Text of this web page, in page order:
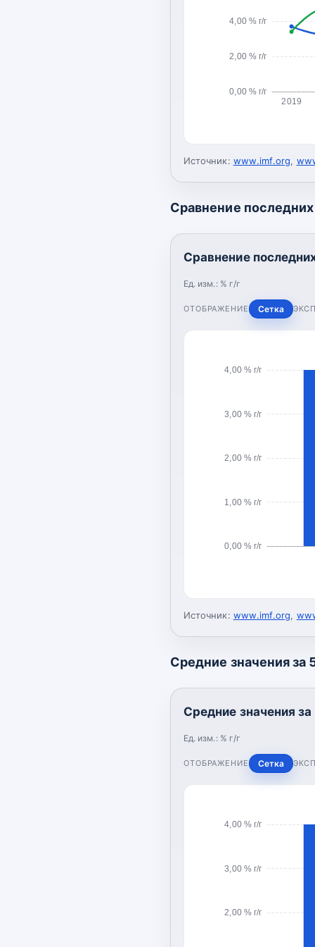
0,00 % г/г
2,00 % г/г
4,00 % г/г
2019
Источник: www.imf.org,
Сравнение последних
Сравнение
Ед. изм.: % г/г
ОТОБРАЖЕНИЕ Сетка
0,00 % г/г
1,00 % г/г
2,00 % г/г
3,00 % г/г
4,00 % г/г
Источник: www.imf.org,
Средние значения за
Средние значения за
Ед. изм.: % г/г
ОТОБРАЖЕНИЕ Сетка
2,00 % г/г
3,00 % г/г
4,00 % г/г